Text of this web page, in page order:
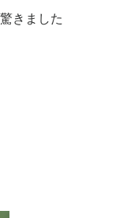
きました